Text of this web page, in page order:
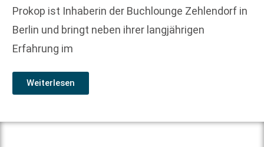
Prokop ist Inhaberin der Buchlounge Zehlendorf in
Berlin und bringt neben ihrer langjährigen
Erfahrung im
Weiterlesen